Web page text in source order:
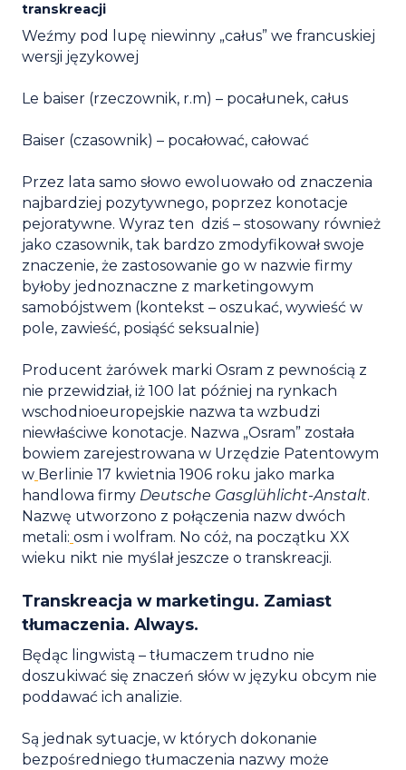
transkreacji
Weźmy pod lupę niewinny „całus” we francuskiej
wersji językowej
Le baiser (rzeczownik, r.m) – pocałunek, całus
Baiser (czasownik) – pocałować, całować
Przez lata samo słowo ewoluowało od znaczenia
najbardziej pozytywnego, poprzez konotacje
pejoratywne. Wyraz ten dziś – stosowany również
jako czasownik, tak bardzo zmodyfikował swoje
znaczenie, że zastosowanie go w nazwie firmy
byłoby jednoznaczne z marketingowym
samobójstwem (kontekst – oszukać, wywieść w
pole, zawieść, posiąść seksualnie)
Producent żarówek marki Osram z pewnością z
nie przewidział, iż 100 lat później na rynkach
wschodnioeuropejskie nazwa ta wzbudzi
niewłaściwe konotacje. Nazwa „Osram” została
bowiem zarejestrowana w Urzędzie Patentowym
w Berlinie 17 kwietnia 1906 roku jako marka
handlowa firmy Deutsche Gasglühlicht-Anstalt.
Nazwę utworzono z połączenia nazw dwóch
metali: osm i wolfram. No cóż, na początku XX
wieku nikt nie myślał jeszcze o transkreacji.
Transkreacja w marketingu. Zamiast
tłumaczenia. Always.
Będąc lingwistą – tłumaczem trudno nie
doszukiwać się znaczeń słów w języku obcym nie
poddawać ich analizie.
Są jednak sytuacje, w których dokonanie
bezpośredniego tłumaczenia nazwy może